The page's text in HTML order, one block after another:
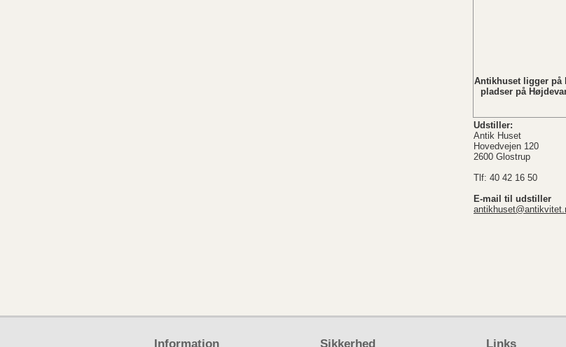
Antikhuset ligger på
pladser på
Udstiller:
Antik Huset
Hovedvejen 120
2600 Glostrup
Tlf: 40 42 16 50
E-mail til udstiller
Information Sikkerhed Links